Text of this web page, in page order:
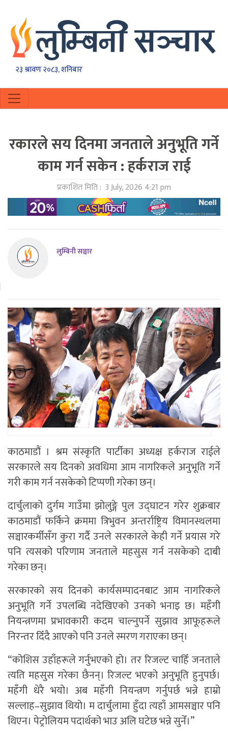
२३ श्रावण २०८३, शनिबार
रकारले सय दिनमा जनताले अनुभूति गर्ने
काम गर्न सकेन : हर्कराज राई
प्रकाशित मिति : 3 July, 2026 4:21 pm
लुम्बिनी सञ्चार
काठमाडौं । श्रम संस्कृति पार्टीका अध्यक्ष हर्कराज राईले
सरकारले सय दिनको अवधिमा आम नागरिकले अनुभूति गर्ने
गरी काम गर्न नसकेको टिप्पणी गरेका छन्।
दार्चुलाको दुर्गम गाउँमा झोलुङ्गे पुल उद्घाटन गरेर शुक्रबार
काठमाडौं फर्किने क्रममा त्रिभुवन अन्तर्राष्ट्रिय विमानस्थलमा
सञ्चारकर्मीसँग कुरा गर्दै उनले सरकारले केही गर्ने प्रयास गरे
पनि त्यसको परिणाम जनताले महसुस गर्न नसकेको दाबी
गरेका छन्।
सरकारको सय दिनको कार्यसम्पादनबाट आम नागरिकले
अनुभूति गर्ने उपलब्धि नदेखिएको उनको भनाइ छ। महँगी
नियन्त्रणमा प्रभावकारी कदम चाल्नुपर्ने सुझाव आफूहरूले
निरन्तर दिँदै आएको पनि उनले स्मरण गराएका छन्।
“कोशिस उहाँहरूले गर्नुभएको हो। तर रिजल्ट चाहिँ जनताले
त्यति महसुस गरेका छैनन्। रिजल्ट भएको अनुभूति हुनुपर्छ।
महँगी धेरै भयो। अब महँगी नियन्त्रण गर्नुपर्छ भन्ने हाम्रो
सल्लाह–सुझाव थियो। म दार्चुलामा हुँदा त्यहाँ आमसञ्चार पनि
थिएन। पेट्रोलियम पदार्थको भाउ अलि घटेछ भन्ने सुनेँ।”